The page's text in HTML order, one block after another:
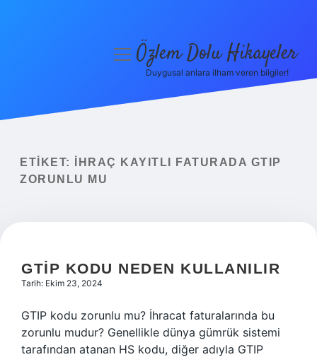
Yasal Uyarı
menüyüÖzlem Dolu Hikayeler
Duygusal anlara ilham veren bilgiler!
ETIKET:
İHRAÇ KAYITLI FATURADA GTIP
ZORUNLU MU
GTIP KODU NEDEN KULLANILIR
Tarih: Ekim 23, 2024
GTIP kodu zorunlu mu? İhracat faturalarında bu
zorunlu mudur? Genellikle dünya gümrük sistemi
tarafından atanan HS kodu, diğer adıyla GTIP